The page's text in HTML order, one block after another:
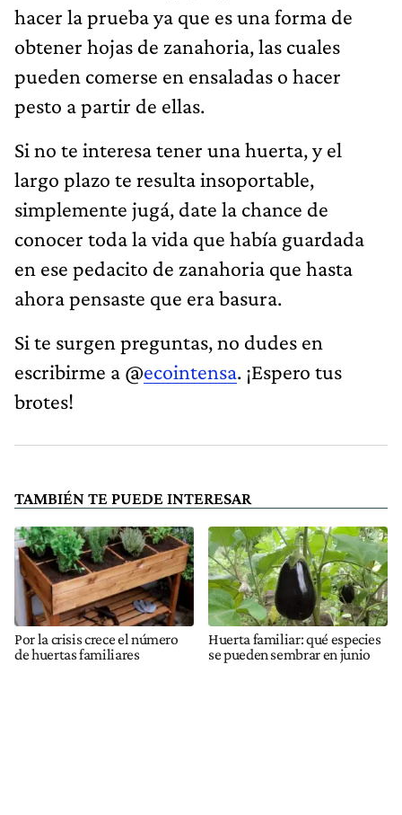
hacer la prueba ya que es una forma de
obtener hojas de zanahoria, las cuales
pueden comerse en ensaladas o hacer
pesto a partir de ellas.
Si no te interesa tener una huerta, y el
largo plazo te resulta insoportable,
simplemente jugá, date la chance de
conocer toda la vida que había guardada
en ese pedacito de zanahoria que hasta
ahora pensaste que era basura.
Si te surgen preguntas, no dudes en
escribirme a @ecointensa. ¡Espero tus
brotes!
TAMBIÉN TE PUEDE INTERESAR
Por la crisis crece el número
de huertas familiares
Huerta familiar: qué especies
se pueden sembrar en junio